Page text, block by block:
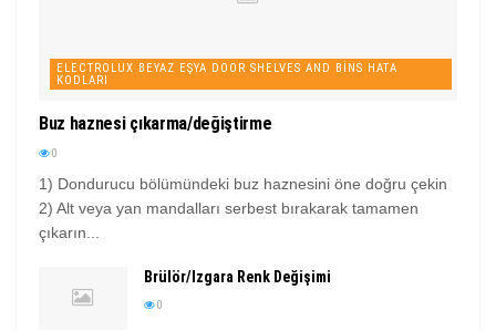
ELECTROLUX BEYAZ EŞYA DOOR SHELVES AND BINS HATA
KODLARI
Buz haznesi çıkarma/değiştirme
0
1) Dondurucu bölümündeki buz haznesini öne doğru çekin
2) Alt veya yan mandalları serbest bırakarak tamamen
çıkarın...
Brülör/Izgara Renk Değişimi
0